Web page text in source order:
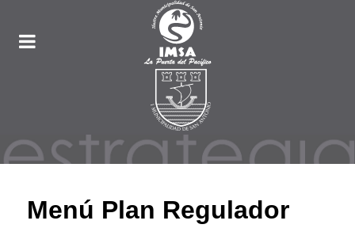
Menú Plan Regulador